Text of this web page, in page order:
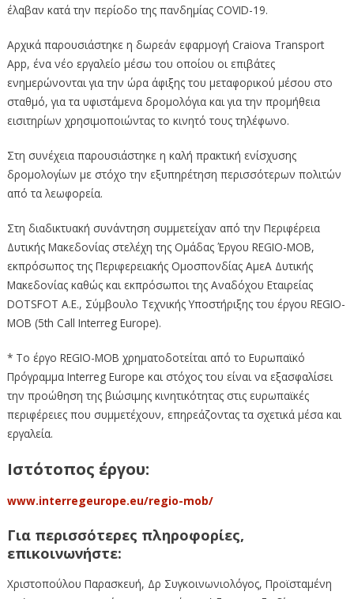
έλαβαν κατά την περίοδο της πανδημίας COVID-19.
Αρχικά παρουσιάστηκε η δωρεάν εφαρμογή Craiova Transport
App, ένα νέο εργαλείο μέσω του οποίου οι επιβάτες
ενημερώνονται για την ώρα άφιξης του μεταφορικού μέσου στο
σταθμό, για τα υφιστάμενα δρομολόγια και για την προμήθεια
εισιτηρίων χρησιμοποιώντας το κινητό τους τηλέφωνο.
Στη συνέχεια παρουσιάστηκε η καλή πρακτική ενίσχυσης
δρομολογίων με στόχο την εξυπηρέτηση περισσότερων πολιτών
από τα λεωφορεία.
Στη διαδικτυακή συνάντηση συμμετείχαν από την Περιφέρεια
Δυτικής Μακεδονίας στελέχη της Ομάδας Έργου REGIO-MOB,
εκπρόσωπος της Περιφερειακής Ομοσπονδίας ΑμεΑ Δυτικής
Μακεδονίας καθώς και εκπρόσωποι της Αναδόχου Εταιρείας
DOTSFOT A.E., Σύμβουλο Τεχνικής Υποστήριξης του έργου REGIO-
MOB (5th Call Interreg Europe).
* Το έργο REGIO-MOB χρηματοδοτείται από το Ευρωπαϊκό
Πρόγραμμα Interreg Europe και στόχος του είναι να εξασφαλίσει
την προώθηση της βιώσιμης κινητικότητας στις ευρωπαϊκές
περιφέρειες που συμμετέχουν, επηρεάζοντας τα σχετικά μέσα και
εργαλεία.
Ιστότοπος έργου:
www.interregeurope.eu/regio-mob/
Για περισσότερες πληροφορίες,
επικοινωνήστε:
Χριστοπούλου Παρασκευή, Δρ Συγκοινωνιολόγος, Προϊσταμένη